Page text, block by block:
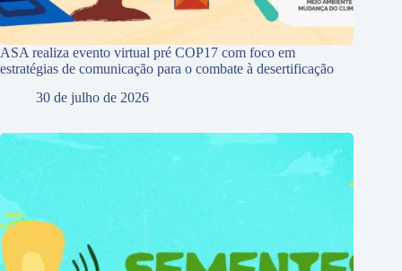
ASA realiza evento virtual pré COP17 com foco em
estratégias de comunicação para o combate à desertificação
30 de julho de 2026